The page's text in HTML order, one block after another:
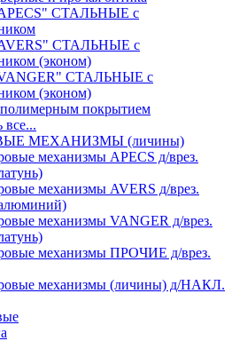
СТАЛЬНЫЕ с
СТАЛЬНЫЕ с
(эконом)
СТАЛЬНЫЕ с
(эконом)
покрытием
все...
МЕХАНИЗМЫ (личины)
механизмы APECS д/врез.
механизмы AVERS д/врез.
механизмы VANGER д/врез.
механизмы ПРОЧИЕ д/врез.
механизмы (личины) д/НАКЛ.